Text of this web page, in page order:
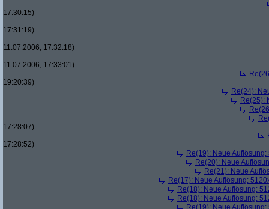
17:30:15)
17:31:19)
11.07.2006, 17:32:18)
11.07.2006, 17:33:01)
19:20:39)
Re(24):
Re(25):
17:28:07)
17:28:52)
Re(19): Neue
Re(20): Neue
Re(21): Neue
Re(17): Neue Auflösung:
Re(18): Neue Auflösung:
Re(18): Neue Auflösung:
Re(19): Neue